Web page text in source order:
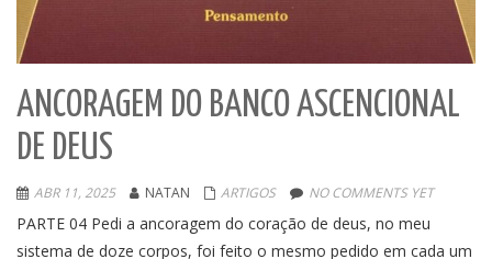
ANCORAGEM DO BANCO ASCENCIONAL
DE DEUS
ABR 11, 2025 NATAN ARTIGOS NO COMMENTS YET
PARTE 04 Pedi a ancoragem do coração de deus, no meu
sistema de doze corpos, foi feito o mesmo pedido em cada um